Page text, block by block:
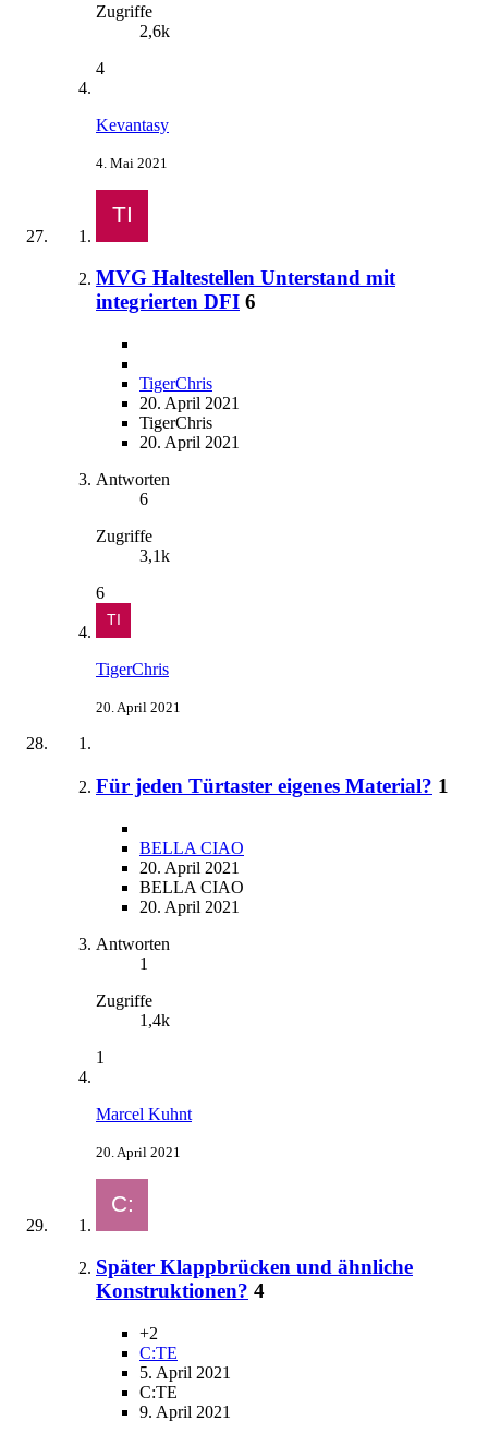
Zugriffe
2,6k
4
Kevantasy
4. Mai 2021
MVG Haltestellen Unterstand mit
integrierten DFI 6
TigerChris
20. April 2021
TigerChris
20. April 2021
Antworten
6
Zugriffe
3,1k
6
TigerChris
20. April 2021
Für jeden Türtaster eigenes Material? 1
BELLA CIAO
20. April 2021
BELLA CIAO
20. April 2021
Antworten
1
Zugriffe
1,4k
1
Marcel Kuhnt
20. April 2021
Später Klappbrücken und ähnliche
Konstruktionen? 4
+2
C:TE
5. April 2021
C:TE
9. April 2021